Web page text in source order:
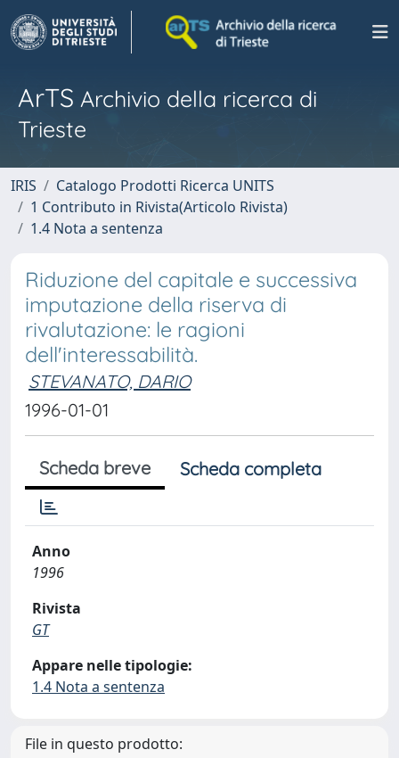
ArTS Archivio della ricerca di
Trieste
IRIS
Catalogo Prodotti Ricerca UNITS
1 Contributo in Rivista(Articolo Rivista)
1.4 Nota a sentenza
Riduzione del capitale e successiva
imputazione della riserva di
rivalutazione: le ragioni
dell'interessabilità.
STEVANATO, DARIO
1996-01-01
Scheda breve Scheda completa
Anno
1996
Rivista
GT
Appare nelle tipologie:
1.4 Nota a sentenza
File in questo prodotto: